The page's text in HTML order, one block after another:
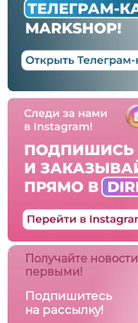
Получайте новости
первыми!
Подпишитесь
на рассылку!